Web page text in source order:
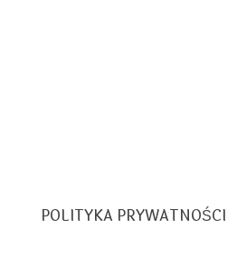
POLITYKA PRYWATNOŚCI